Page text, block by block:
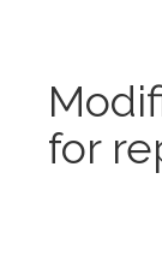
for